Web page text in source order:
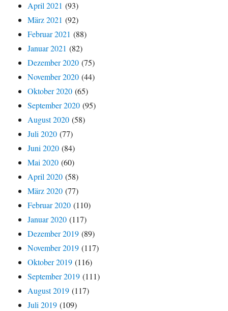
April 2021 (93)
März 2021 (92)
Februar 2021 (88)
Januar 2021 (82)
Dezember 2020 (75)
November 2020 (44)
Oktober 2020 (65)
September 2020 (95)
August 2020 (58)
Juli 2020 (77)
Juni 2020 (84)
Mai 2020 (60)
April 2020 (58)
März 2020 (77)
Februar 2020 (110)
Januar 2020 (117)
Dezember 2019 (89)
November 2019 (117)
Oktober 2019 (116)
September 2019 (111)
August 2019 (117)
Juli 2019 (109)